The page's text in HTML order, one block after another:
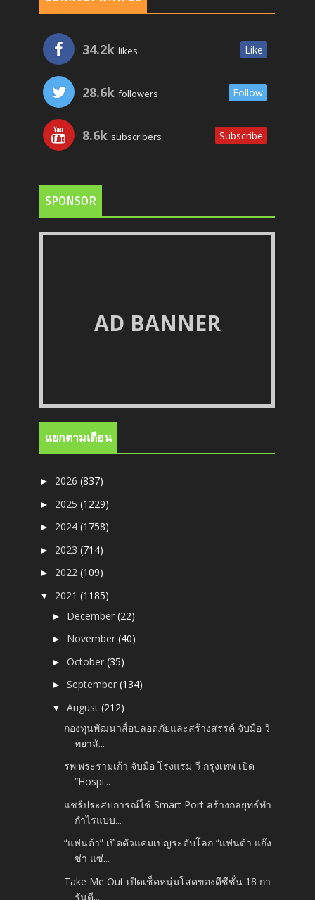
34.2k likes Like
28.6k followers Follow
8.6k subscribers Subscribe
SPONSOR
AD BANNER
แยกตามเดือน
► 2026(837)
► 2025(1229)
► 2024(1758)
► 2023(714)
► 2022(109)
▼ 2021(1185)
► December(22)
► November(40)
►October(35)
►September(134)
▼August(212)
กองทุนพัฒนาสื่อปลอดภัยและสร้างสรรค์ จับมือ วิ
ทยาลั...
รพ.พระรามเก้า จับมือ โรงแรม วี กรุงเทพ เปิด
“Hospi...
แชร์ประสบการณ์ใช้ Smart Port สร้างกลยุทธ์ทำ
กำไรแบบ...
“แฟนต้า” เปิดตัวแคมเปญระดับโลก “แฟนต้า แก๊ง
ซ่า แซ่...
Take Me Out เปิดเช็คหนุ่มโสดของดีซีซั่น 18 กา
รันตี...